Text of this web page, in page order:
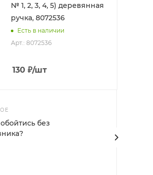
№ 1, 2, 3, 4, 5) деревянная
ручка, 8072536
Есть в наличии
Арт.: 8072536
130₽/шт
без